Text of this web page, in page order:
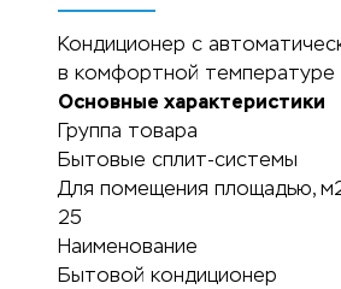
Кондиционер с
в комфортной температуре
Основные характеристики
Группа товара
Бытовые сплит-системы
Для помещения площадью,
25
Наименование
Бытовой кондиционер